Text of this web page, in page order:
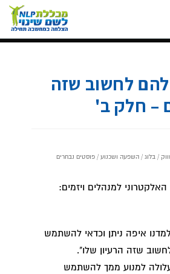
לחשוב שזה
– חלק ב'
/בלוג /השפעה ושכנוע /פוסטים נבחרים
למנהלים ויזמים:
איפה ניתן וכדאי להשתמש
שזה הרעיון שלו".
למנוע ממך להשתמש